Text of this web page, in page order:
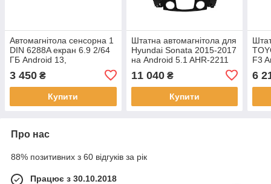
Автомагнітола сенсорна 1
DIN 6288A екран 6.9 2/64
ГБ Android 13,
магнітола на андроїд
3 450 ₴
Купити
Штатна автомагнітола для
Hyundai Sonata 2015-2017
на Android 5.1 AHR-2211
автомобіля
11 040₴
Купити
F3
6
Про нас
88% позитивних з 60 відгуків за рік
Працює з 30.10.2018